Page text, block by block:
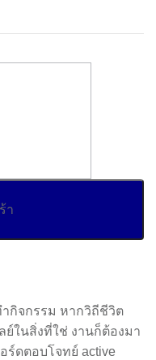
า
ำกิจกรรม หากวิถีชีวิต
ในสิ่งที่ใช่ งานก็ต้องมา
ร์ดตอบโจทย์ active